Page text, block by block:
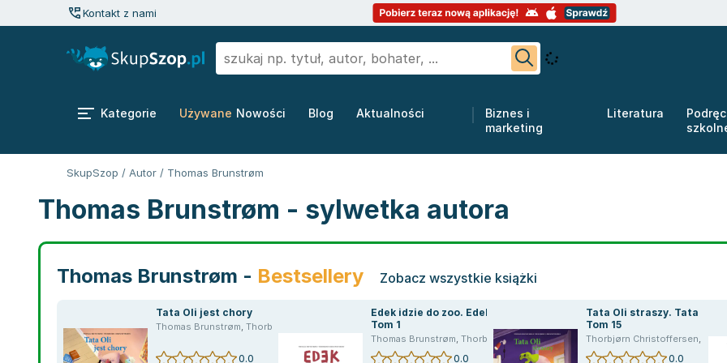
Kontakt z nami
Kategorie Używane Nowości Blog Aktualności
Biznes i
marketing
Literatura
SkupSzop / Autor / Thomas Brunstrøm
Thomas Brunstrøm - sylwetka autora
Thomas Brunstrøm - Bestsellery Zobacz wszystkie książki
Tata Oli jest chory
Thomas Brunstrøm, Thorbjørn Christoffersen Thomas Brunstrøm Thomas Brunstrøm,Thomas Brunstrøm
0.0
Edek idzie do zoo. Edek.
Tom 1
Thomas Brunstrøm, Thorbjørn Christoffersen Edyta Świętek,Christoffersen
0.0
Tata Oli straszy. Tata Oli.
Tom 15
Thorbjørn Christoffersen,
0.0